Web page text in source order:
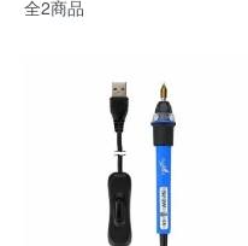
全2商品